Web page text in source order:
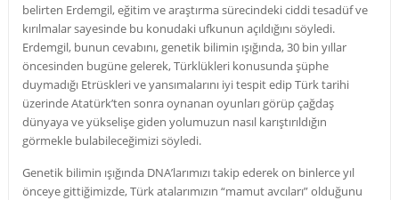
belirten Erdemgil, eğitim ve araştırma sürecindeki ciddi tesadüf ve
kırılmalar sayesinde bu konudaki ufkunun açıldığını söyledi.
Erdemgil, bunun cevabını, genetik bilimin ışığında, 30 bin yıllar
öncesinden bugüne gelerek, Türklükleri konusunda şüphe
duymadığı Etrüskleri ve yansımalarını iyi tespit edip Türk tarihi
üzerinde Atatürk’ten sonra oynanan oyunları görüp çağdaş
dünyaya ve yükselişe giden yolumuzun nasıl karıştırıldığın
görmekle bulabileceğimizi söyledi.
Genetik bilimin ışığında DNA’larımızı takip ederek on binlerce yıl
önceye gittiğimizde, Türk atalarımızın “mamut avcıları” olduğunu